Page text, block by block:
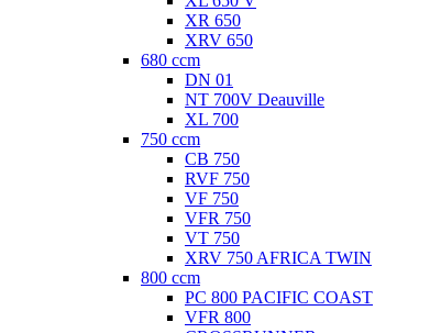
XR 650
XRV 650
680 ccm
DN 01
NT 700V Deauville
XL 700
750 ccm
CB 750
RVF 750
VF 750
VFR 750
VT 750
XRV 750 AFRICA TWIN
800 ccm
PC 800 PACIFIC COAST
VFR 800